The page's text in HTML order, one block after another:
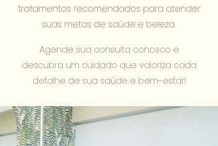
tratamentos recomendados para atender
suas metas de saúde e beleza.
Agende sua consulta conosco e
descubra um cuidado que valoriza cada
detalhe de sua saúde e bem-estar!